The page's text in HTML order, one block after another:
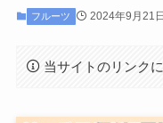
フルーツ 2024年9月21日
当サイトのリンク